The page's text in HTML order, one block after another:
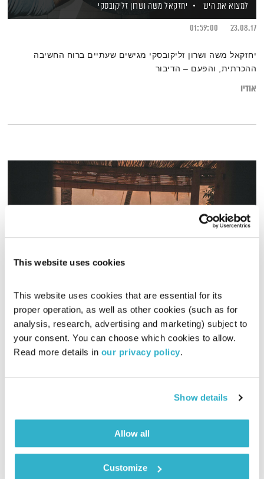
This website uses cookies
This website uses cookies that are essential for its
proper operation, as well as other cookies (such as for
analysis, research, advertising and marketing) subject to
your consent. You can choose which cookies to allow.
Read more details in our privacy policy.
Show details
Allow all
Customize
למצוא את היש
יחזקאל משה ושרון זליקובסקי
23.08.17
01:59:00
יחזקאל משה ושרון זליקובסקי מגישים שעתיים ברוח החשיבה
ההכרתית, והפעם – הדיבור
אודיו
כמה שניות על הקשבה – להיות קשוב להוויה
תכניות וקטעים נבחרים
שדרנים מתחלפים
09.06.20
00:01:06
אודיו